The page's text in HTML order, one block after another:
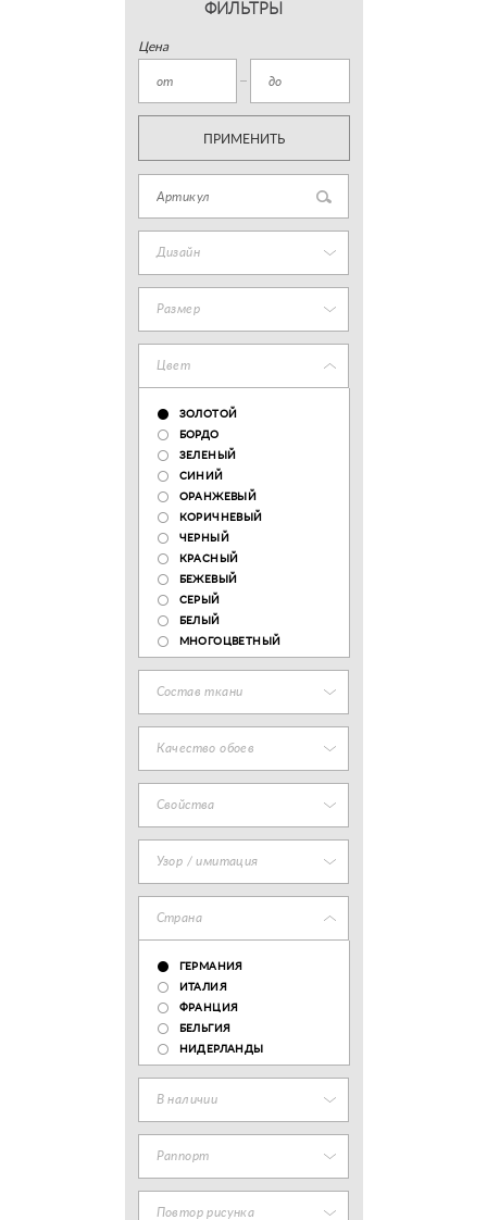
ФИЛЬТРЫ
Цена
ПРИМЕНИТЬ
Дизайн
Размер
Цвет
ЗОЛОТОЙ
БОРДО
ЗЕЛЕНЫЙ
СИНИЙ
ОРАНЖЕВЫЙ
КОРИЧНЕВЫЙ
ЧЕРНЫЙ
КРАСНЫЙ
БЕЖЕВЫЙ
СЕРЫЙ
БЕЛЫЙ
МНОГОЦВЕТНЫЙ
Состав ткани
Качество обоев
Свойства
Узор / имитация
Страна
ГЕРМАНИЯ
ИТАЛИЯ
ФРАНЦИЯ
БЕЛЬГИЯ
НИДЕРЛАНДЫ
В наличии
Раппорт
Повтор рисунка